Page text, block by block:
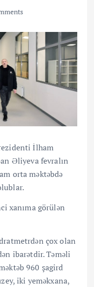
İlham
Əliyeva fevralın
orta məktəbdə
xanıma görülən
çox olan
ibarətdir. Təməli
960 şagird
iki yeməkxana,